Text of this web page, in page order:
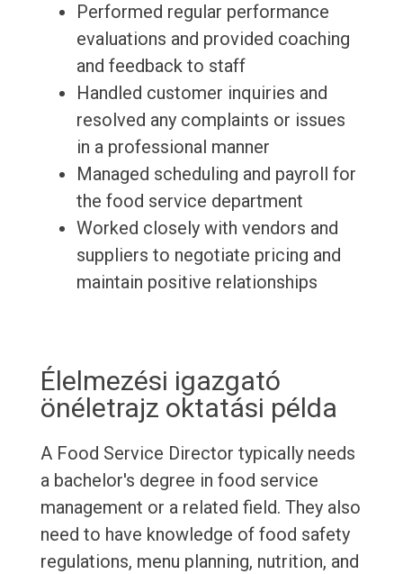
Performed regular performance
evaluations and provided coaching
and feedback to staff
Handled customer inquiries and
resolved any complaints or issues
in a professional manner
Managed scheduling and payroll for
the food service department
Worked closely with vendors and
suppliers to negotiate pricing and
maintain positive relationships
Élelmezési igazgató
önéletrajz oktatási példa
A Food Service Director typically needs
a bachelor's degree in food service
management or a related field. They also
need to have knowledge of food safety
regulations, menu planning, nutrition, and